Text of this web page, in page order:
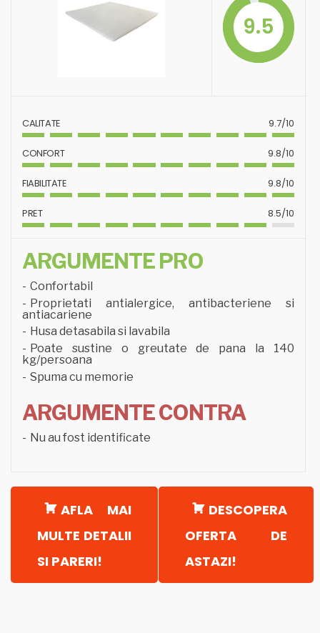
9.5
CALITATE 9.7/10
CONFORT 9.8/10
FIABILITATE 9.8/10
PRET 8.5/10
ARGUMENTE PRO
Confortabil
Proprietati antialergice, antibacteriene si
antiacariene
Husa detasabila si lavabila
Poate sustine o greutate de pana la 140
kg/persoana
Spuma cu memorie
ARGUMENTE CONTRA
Nu au fost identificate
AFLA MAI
MULTE DETALII
SI PARERI!
DESCOPERA
OFERTA DE
ASTAZI!